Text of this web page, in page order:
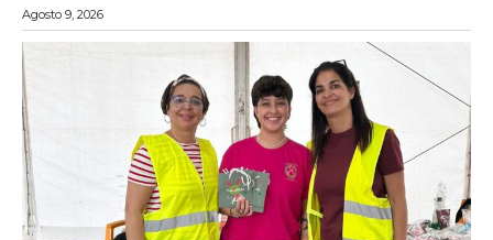
Agosto 9, 2026